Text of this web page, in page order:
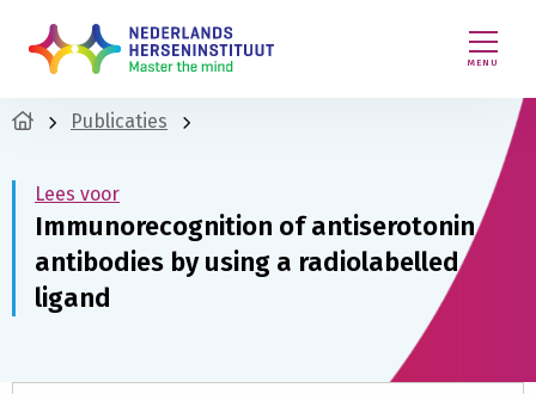
MENU
Publicaties
Lees voor
Immunorecognition of antiserotonin
antibodies by using a radiolabelled
ligand